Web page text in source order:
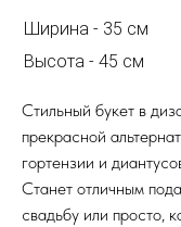
Ширина - 35 см
Высота - 45 см
Стильный букет в
прекрасной
гортензии и
Станет отличным
свадьбу или просто,